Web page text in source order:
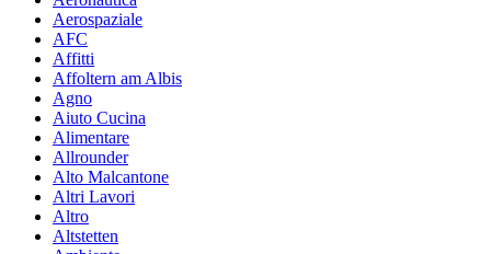
Aerospaziale
AFC
Affitti
Affoltern am Albis
Agno
Aiuto Cucina
Alimentare
Allrounder
Alto Malcantone
Altri Lavori
Altro
Altstetten